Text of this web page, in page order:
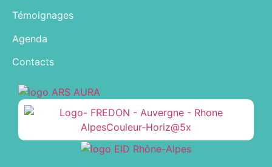
Témoignages
Agenda
Contacts